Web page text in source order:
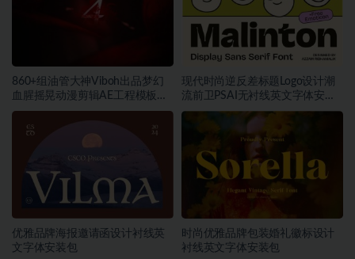
860+组油管大神Viboh出品梦幻
血腥摇晃动漫剪辑AE工程模板预
设叠加视频音效字体素材包
现代时尚逆反差标题Logo设计潮
流前卫PSAI无衬线英文字体安装
包素材
优雅品牌海报邀请函设计衬线英
文字体安装包
时尚优雅品牌包装婚礼徽标设计
衬线英文字体安装包